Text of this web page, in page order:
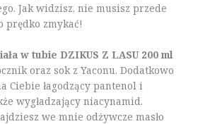
Jak widzisz, nie musisz przede
prędko zmykać!
w tubie DZIKUS Z LASU 200 ml
oraz sok z Yaconu. Dodatkowo
Ciebie łagodzący pantenol i
wygładzający niacynamid.
we mnie odżywcze masło